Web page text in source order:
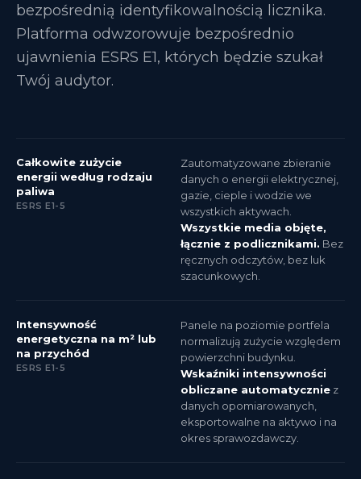
bezpośrednią identyfikowalnością licznika.
Platforma odwzorowuje bezpośrednio
ujawnienia ESRS E1, których będzie szukał
Twój audytor.
Całkowite zużycie
energii według rodzaju
paliwa
ESRS E1-5
Zautomatyzowane zbieranie
danych o energii elektrycznej,
gazie, cieple i wodzie we
wszystkich aktywach.
Wszystkie media objęte,
łącznie z podlicznikami. Bez
ręcznych odczytów, bez luk
szacunkowych.
Intensywność
energetyczna na m² lub
na przychód
ESRS E1-5
Panele na poziomie portfela
normalizują zużycie względem
powierzchni budynku.
Wskaźniki intensywności
obliczane automatycznie z
danych opomiarowanych,
eksportowalne na aktywo i na
okres sprawozdawczy.